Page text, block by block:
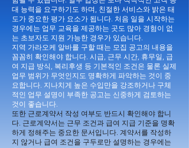
대 능력을 요구하기도 하며, 친절한 서비스와 밝은 태
도가 중요한 평가 요소가 됩니다. 처음 일을 시작하는
경우에는 업무 교육을 제공하는 곳도 많아 경험이 없
는 초보자도 지원 가능한 경우가 있습니다.
지역 가라오케 알바를 구할 때는 모집 공고의 내용을
꼼꼼히 확인해야 합니다. 시급, 근무 시간, 휴무일, 급
여 지급 방식, 복리후생 등 기본적인 조건은 물론 실제
업무 범위가 무엇인지도 명확하게 파악하는 것이 중
요합니다. 지나치게 높은 수입만을 강조하거나 구체
적인 업무 설명이 부족한 공고는 신중하게 검토하는
것이 좋습니다.
또한 근로계약서 작성 여부도 반드시 확인해야 합니
다. 근로계약서는 근무 조건과 급여 지급 기준을 명확
하게 정해주는 중요한 문서입니다. 계약서를 작성하
지 않거나 급여 조건을 구두로만 설명하는 경우에는